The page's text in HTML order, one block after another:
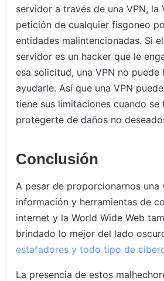
servidor a través de una VPN, la
petición de cualquier fisgoneo
entidades malintencionadas. Si
servidor es un hacker que le
esa solicitud, una VPN no puede
ayudarle. Así que una VPN
tiene sus limitaciones cuando se
protegerte de daños no
Conclusión
A pesar de proporcionarnos una
información y herramientas de
internet y la World Wide Web
brindado lo mejor del lado
estafadores y todo tipo de
La presencia de estos